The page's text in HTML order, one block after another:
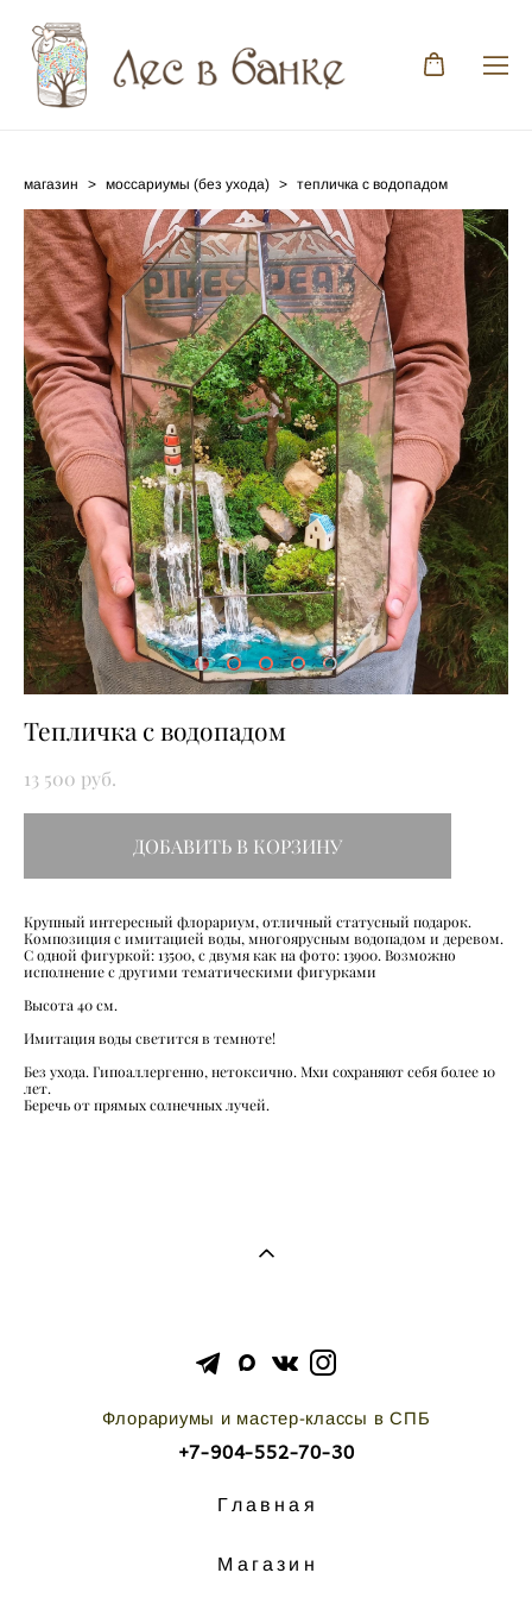
магазин > моссариумы (без ухода) > тепличка с водопадом
Тепличка с водопадом
13 500 pуб.
ДОБАВИТЬ В КОРЗИНУ
Крупный интересный флорариум, отличный статусный подарок.
Композиция с имитацией воды, многоярусным водопадом и деревом.
С одной фигуркой: 13500, с двумя как на фото: 13900. Возможно
исполнение с другими тематическими фигурками
Высота 40 см.
Имитация воды светится в темноте!
Без ухода. Гипоаллергенно, нетоксично. Мхи сохраняют себя более 10
лет.
Беречь от прямых солнечных лучей.
Флорариумы и мастер-классы в СПБ
+7-904-552-70-30
Главная
Магазин